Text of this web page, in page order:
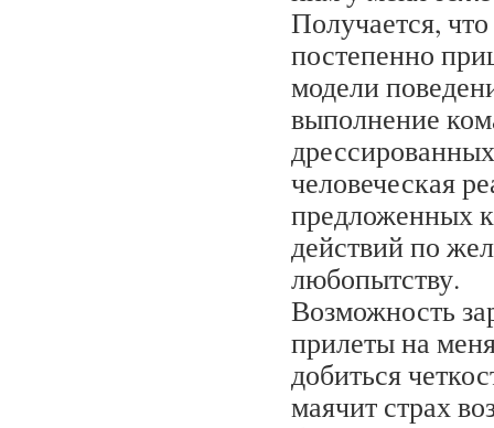
Получается,
постепенно
модели
выполнение
человеческая
предложенных
действий по
любопытству.
Возможность
прилеты на
добиться
маячит страх